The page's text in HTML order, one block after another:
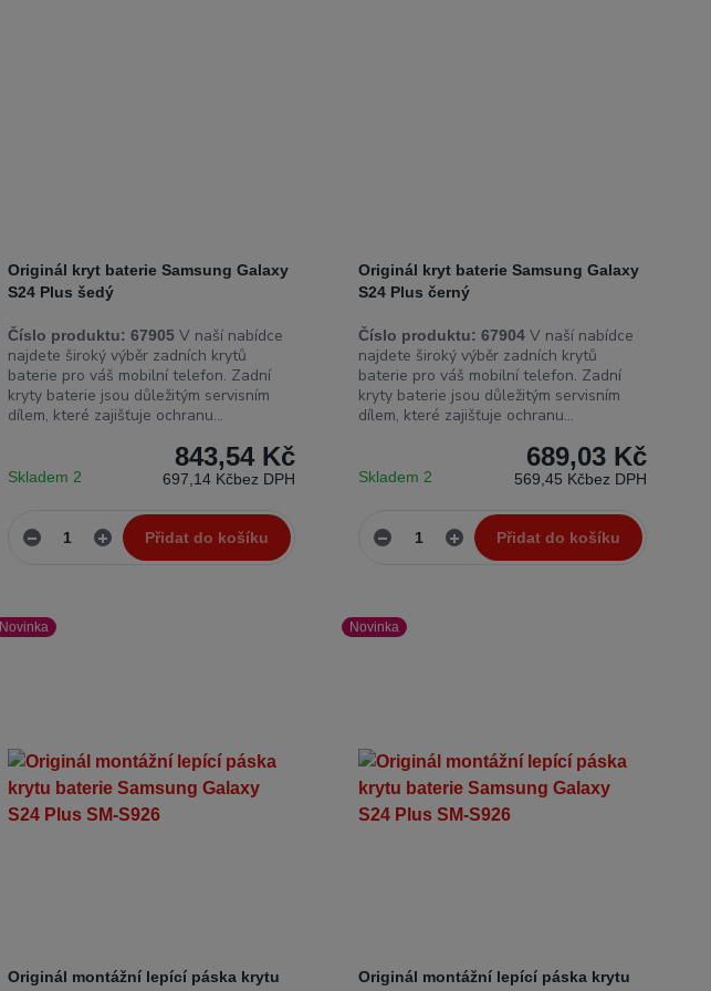
Originál kryt baterie Samsung Galaxy
S24 Plus šedý
Číslo produktu: 67905V naší nabídce
najdete široký výběr zadních krytů
baterie pro váš mobilní telefon. Zadní
kryty baterie jsou důležitým servisním
dílem, které zajišťuje ochranu...
843,54 Kč
697,14 Kčbez DPH
Skladem 2
Přidat do košíku
Originál kryt baterie Samsung Galaxy
S24 Plus černý
Číslo produktu: 67904 V naší nabídce
najdete široký výběr zadních krytů
baterie pro váš mobilní telefon. Zadní
kryty baterie jsou důležitým servisním
dílem, které zajišťuje ochranu...
689,03 Kč
569,45 Kčbez DPH
Skladem 2
Přidat do košíku
Novinka
Originál montážní lepící páska krytu
Novinka
Originál montážní lepící páska krytu